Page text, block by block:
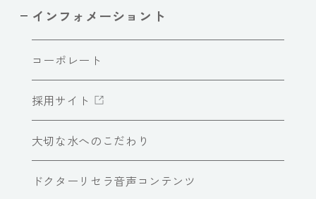
インフォメーショント
コーポレート
採用サイト
大切な水へのこだわり
ドクターリセラ音声コンテンツ